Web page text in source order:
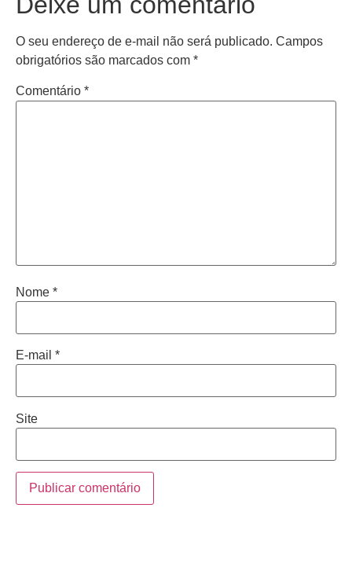
O seu endereço de e-mail não será publicado. Campos
obrigatórios são marcados com *
Comentário *
Nome *
E-mail *
Site